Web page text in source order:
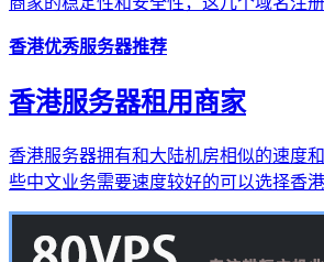
香港优秀服务器推荐
香港服务器租用商家
香港服务器拥有和大陆机房相似的速度
些中文业务需要速度较好的可以选择香